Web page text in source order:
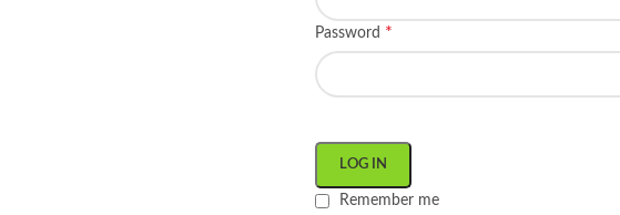
Password *
LOG IN
Remember me